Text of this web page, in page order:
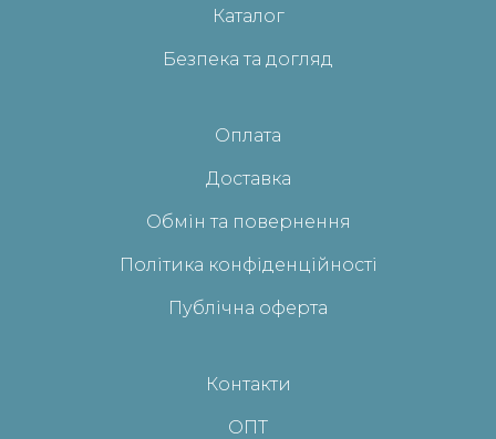
Каталог
Безпека та догляд
Оплата
Доставка
Обмін та повернення
Політика конфіденційності
Публічна оферта
Контакти
ОПТ